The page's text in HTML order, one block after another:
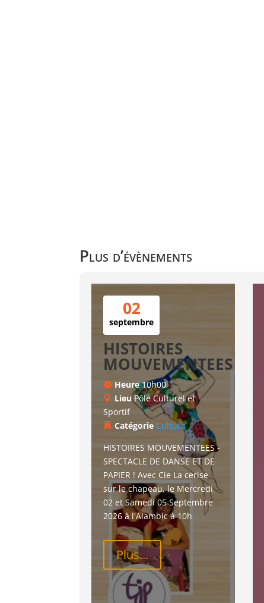
Plus d’évènements
02
septembre
HISTOIRES
MOUVEMENTEES
Heure10h00
LieuPôle Culturel et
Sportif
Catégorie Culture
HISTOIRES MOUVEMENTEES -
SPECTACLE DE DANSE ET DE
PAPIER ! Avec Cie La cerise
sur le chapeau, le Mercredi
02 et Samedi 05 Septembre
2026 à l'Alambic à 10h
Plus...